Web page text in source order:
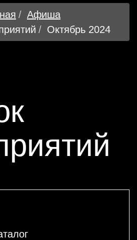
Афиша
Октябрь 2024